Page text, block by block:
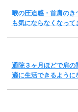
喉の圧迫感・首肩のき
も気にならなくなって
通院３ヶ月ほどで肩
適に生活できるように